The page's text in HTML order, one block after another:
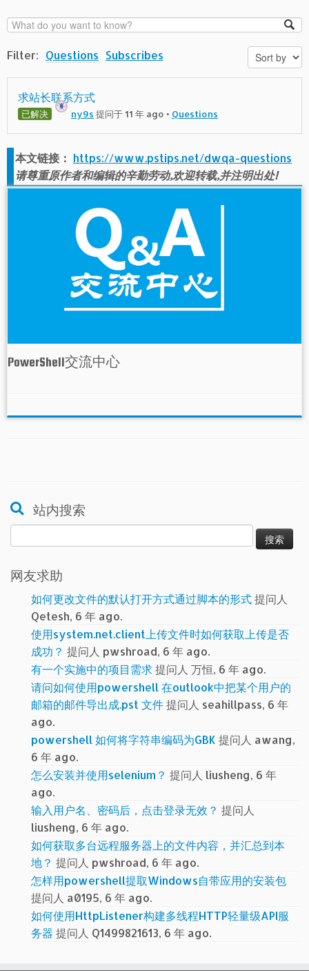
Filter: Questions Subscribes
求站长联系方式
已解决 ny9s 提问于 11 年 ago • Questions
本文链接： https://www.pstips.net/dwqa-questions
请尊重原作者和编辑的辛勤劳动,欢迎转载,并注明出处!
PowerShell交流中心
站内搜索
索：
网友求助
如何更改文件的默认打开方式通过脚本的形式提问人
Qetesh, 6 年 ago.
使用system.net.client上传文件时如何获取上传是否
成功？ 提问人 pwshroad, 6 年 ago.
有一个实施中的项目需求提问人 万恒, 6 年 ago.
请问如何使用powershell 在outlook中把某个用户的
邮箱的邮件导出成.pst 文件提问人 seahillpass, 6 年
ago.
powershell 如何将字符串编码为GBK 提问人 awang,
6 年 ago.
怎么安装并使用selenium？ 提问人 liusheng, 6 年
ago.
输入用户名、密码后，点击登录无效？ 提问人
liusheng, 6 年 ago.
如何获取多台远程服务器上的文件内容，并汇总到本
地？ 提问人 pwshroad, 6 年 ago.
怎样用powershell提取Windows自带应用的安装包
提问人 a0195, 6 年 ago.
如何使用HttpListener构建多线程HTTP轻量级API服
务器 提问人 Q1499821613, 6 年 ago.